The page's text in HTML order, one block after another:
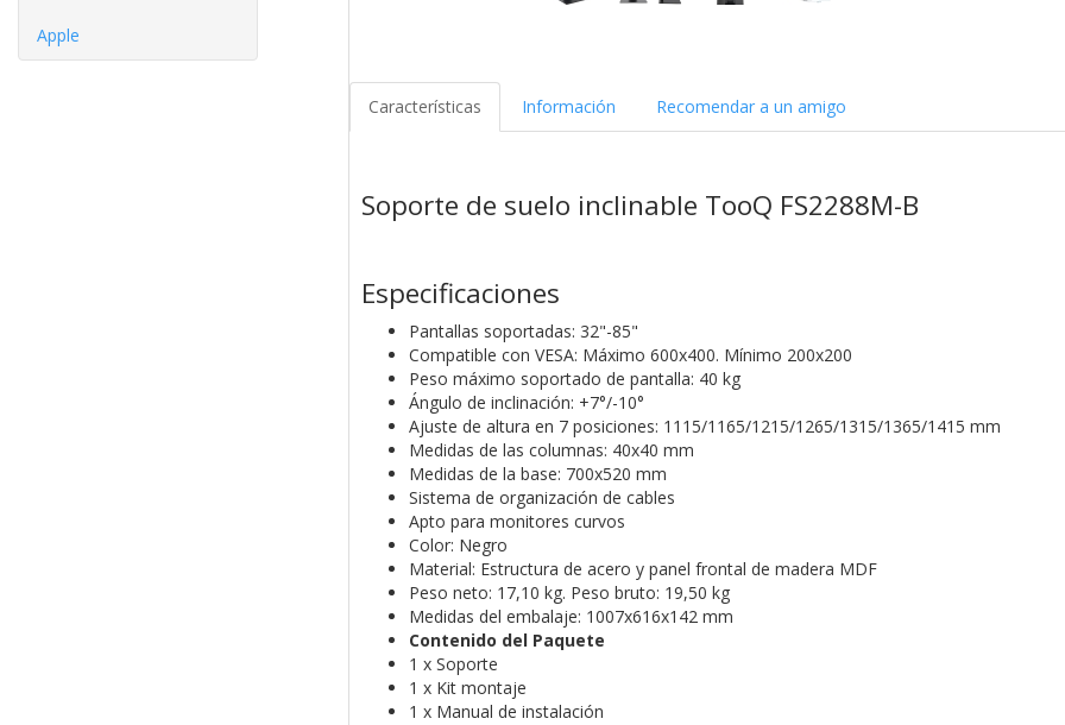
Apple
Características Información Recomendar a un amigo
Soporte de suelo inclinable TooQ FS2288M-B
Especificaciones
Pantallas soportadas: 32"-85"
Compatible con VESA: Máximo 600x400. Mínimo 200x200
Peso máximo soportado de pantalla: 40 kg
Ángulo de inclinación: +7°/-10°
Ajuste de altura en 7 posiciones: 1115/1165/1215/1265/1315/1365/1415 mm
Medidas de las columnas: 40x40 mm
Medidas de la base: 700x520 mm
Sistema de organización de cables
Apto para monitores curvos
Color: Negro
Material: Estructura de acero y panel frontal de madera MDF
Peso neto: 17,10 kg. Peso bruto: 19,50 kg
Medidas del embalaje: 1007x616x142 mm
Contenido del Paquete
1 x Soporte
1 x Kit montaje
1 x Manual de instalación